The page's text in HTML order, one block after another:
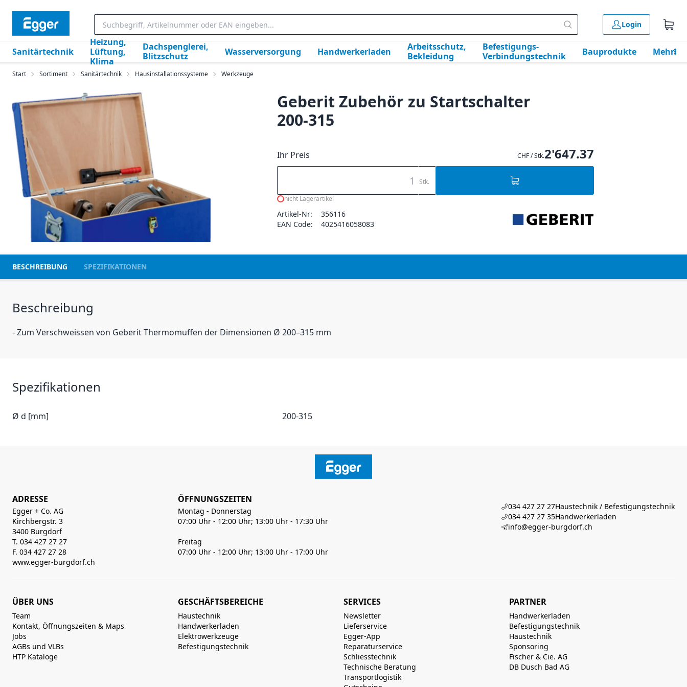
Login
Sanitärtechnik
Heizung,
Lüftung,
Klima
Dachspenglerei,
Blitzschutz
Wasserversorgung Handwerkerladen
Arbeitsschutz,
Bekleidung
Befestigungs-
Verbindungstechnik
Bauprodukte Mehr
Start Sortiment Sanitärtechnik Hausinstallationssysteme Werkzeuge
Geberit Zubehör zu Startschalter
200-315
Ihr Preis CHF / Stk.2'647.37
Stk.
nicht Lagerartikel
Artikel-Nr:
356116
EAN Code:
4025416058083
BESCHREIBUNG SPEZIFIKATIONEN
Beschreibung
- Zum Verschweissen von Geberit Thermomuffen der Dimensionen Ø 200–315 mm
Spezifikationen
Ø d [mm] 200-315
ADRESSE
Egger + Co. AG
Kirchbergstr. 3
3400 Burgdorf
T. 034 427 27 27
F. 034 427 27 28
www.egger-burgdorf.ch
ÖFFNUNGSZEITEN
Montag - Donnerstag
07:00 Uhr - 12:00 Uhr; 13:00 Uhr - 17:30 Uhr
Freitag
07:00 Uhr - 12:00 Uhr; 13:00 Uhr - 17:00 Uhr
034 427 27 27Haustechnik / Befestigungstechnik
034 427 27 35Handwerkerladen
info@egger-burgdorf.ch
ÜBER UNS
Team
Kontakt, Öffnungszeiten & Maps
Jobs
AGBs und VLBs
HTP Kataloge
GESCHÄFTSBEREICHE
Haustechnik
Handwerkerladen
Elektrowerkzeuge
Befestigungstechnik
SERVICES
Newsletter
Lieferservice
Egger-App
Reparaturservice
Schliesstechnik
Technische Beratung
Transportlogistik
PARTNER
Handwerkerladen
Befestigungstechnik
Haustechnik
Sponsoring
Fischer & Cie. AG
DB Dusch Bad AG